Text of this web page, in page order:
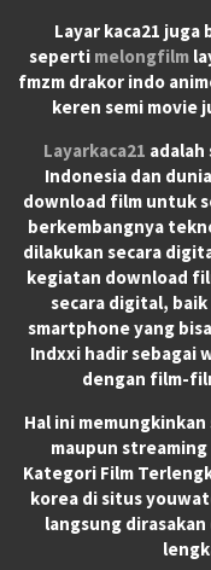
Layar kaca21
seperti melongfilm
fmzm drakor indo
keren semi movie
Layarkaca21
Indonesia dan
download film untuk
berkembangnya
dilakukan secara
kegiatan download
secara digital,
smartphone yang
Indxxi hadir sebagai
dengan film-
Hal ini
maupun
Kategori Film
korea di situs
langsung